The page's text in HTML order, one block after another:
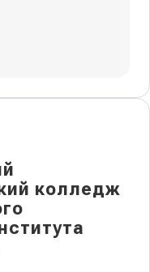
колледж